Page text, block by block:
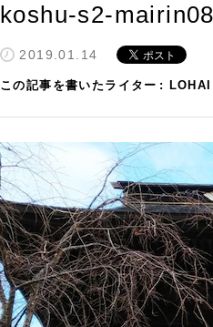
koshu-s2-
2019.01.14
この記事を書いたライター